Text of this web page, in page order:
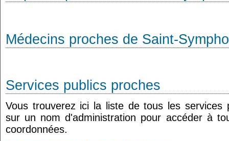
Médecins proches de Saint-
Services publics proches
Vous trouverez ici la liste de tous les services
sur un nom d'administration pour accéder à
coordonnées.